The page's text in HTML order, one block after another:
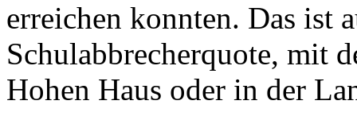
erreichen konnten. Das ist
Schulabbrecherquote, mit
Hohen Haus oder in der